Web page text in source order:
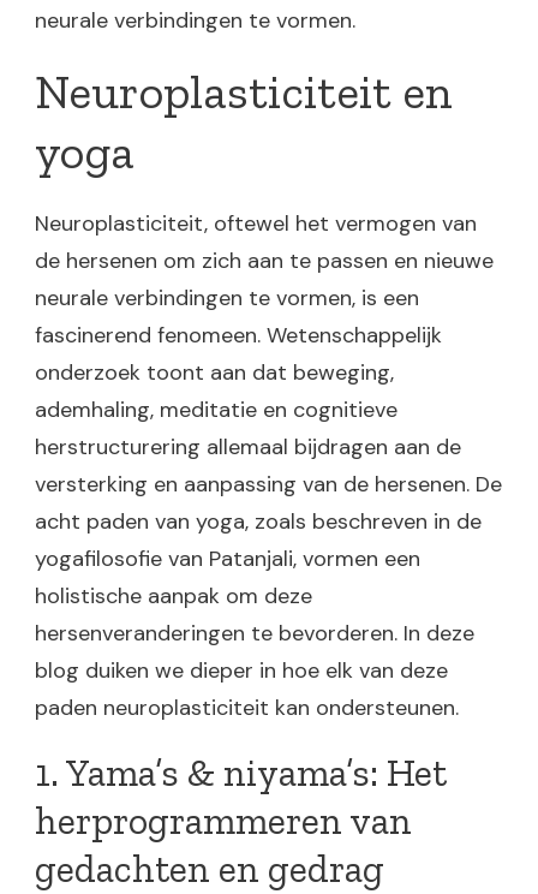
neurale verbindingen te vormen.
Neuroplasticiteit en
yoga
Neuroplasticiteit, oftewel het vermogen van
de hersenen om zich aan te passen en nieuwe
neurale verbindingen te vormen, is een
fascinerend fenomeen. Wetenschappelijk
onderzoek toont aan dat beweging,
ademhaling, meditatie en cognitieve
herstructurering allemaal bijdragen aan de
versterking en aanpassing van de hersenen. De
acht paden van yoga, zoals beschreven in de
yogafilosofie van Patanjali, vormen een
holistische aanpak om deze
hersenveranderingen te bevorderen. In deze
blog duiken we dieper in hoe elk van deze
paden neuroplasticiteit kan ondersteunen.
1. Yama’s & niyama’s: Het
herprogrammeren van
gedachten en gedrag